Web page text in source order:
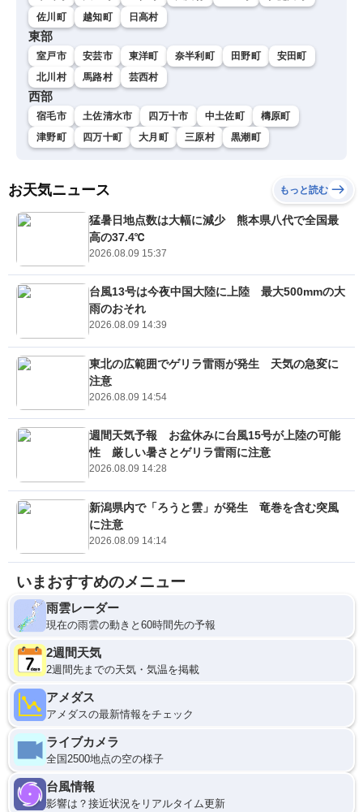
佐川町
越知町 日高村
東部
室戸市 安芸市 東洋町 奈半利町 田野町
安田町
北川村
馬路村 芸西村
西部
宿毛市 土佐清水市 四万十市 中土佐町
檮原町
津野町
四万十町 大月町 三原村 黒潮町
お天気ニュース もっと読む
猛暑日地点数は大幅に減少 熊本県八代で全国最
高の37.4℃
2026.08.09 15:37
台風13号は今夜中国大陸に上陸 最大500mmの大
雨のおそれ
2026.08.09 14:39
東北の広範囲でゲリラ雷雨が発生 天気の急変に
注意
2026.08.09 14:54
週間天気予報 お盆休みに台風15号が上陸の可能
性 厳しい暑さとゲリラ雷雨に注意
2026.08.09 14:28
新潟県内で「ろうと雲」が発生 竜巻を含む突風
に注意
2026.08.09 14:14
いまおすすめのメニュー
雨雲レーダー
現在の雨雲の動きと60時間先の予報
2週間天気
2週間先までの天気・気温を掲載
アメダス
アメダスの最新情報をチェック
ライブカメラ
全国2500地点の空の様子
台風情報
影響は？接近状況をリアルタイム更新